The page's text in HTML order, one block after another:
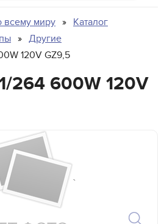
всему миру
Каталог
Другие
120V GZ9,5
264 600W 120V
`